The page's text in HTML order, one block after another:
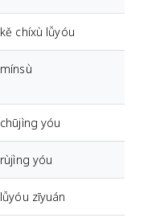
kě chíxù lǚyóu
mínsù
chūjìng yóu
rùjìng yóu
lǚyóu zīyuán